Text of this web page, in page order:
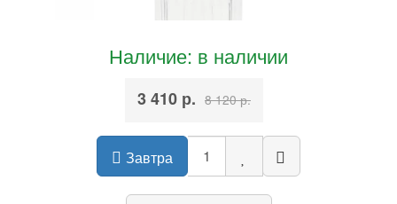
Наличие: в наличии
3 410 р. 8 120 р.
Завтра